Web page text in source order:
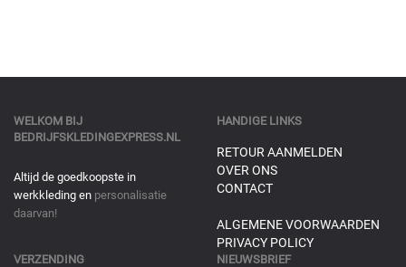
WELKOM BIJ
BEDRIJFSKLEDINGEXPRESS.NL
Altijd de goedkoopste in
werkkleding en personalisatie
daarvan!
HANDIGE LINKS
RETOUR AANMELDEN
OVER ONS
CONTACT
ALGEMENE VOORWAARDEN
PRIVACY POLICY
VERZENDING NIEUWSBRIEF